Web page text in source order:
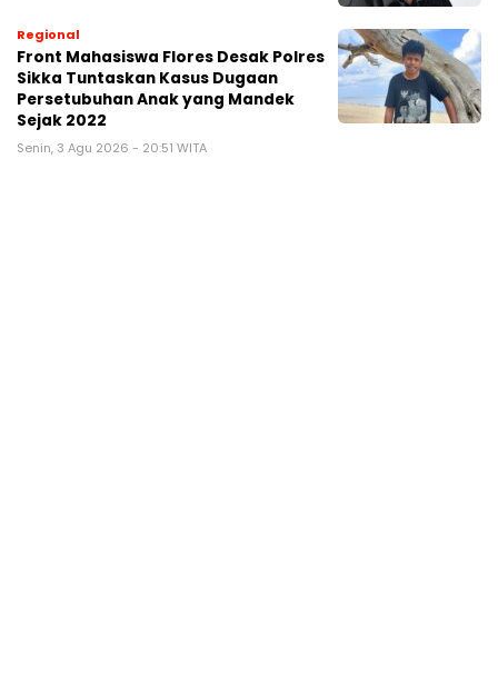
Regional
Front Mahasiswa Flores Desak Polres
Sikka Tuntaskan Kasus Dugaan
Persetubuhan Anak yang Mandek
Sejak 2022
Senin, 3 Agu 2026 - 20:51 WITA